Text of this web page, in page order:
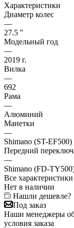
Характеристики
Диаметр колес
—
27.5 "
Модельный год
—
2019 г.
Вилка
—
692
Рама
—
Алюминий
Манетки
—
Shimano (ST-EF500)
Передний
—
Shimano (FD-
Все характеристики
Нет в наличии
Нашли дешевле?
Под заказ
Наши менеджеры
условия заказа